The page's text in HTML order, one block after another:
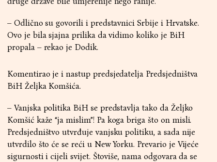
– Odlično su govorili i predstavnici Srbije i Hrvatske.
Ovo je bila sjajna prilika da vidimo koliko je BiH
propala – rekao je Dodik.
Komentirao je i nastup predsjedatelja Predsjedništva
BiH Željka Komšića.
– Vanjska politika BiH se predstavlja tako da Željko
Komšić kaže “ja mislim”! Pa koga briga što on misli.
Predsjedništvo utvrđuje vanjsku politiku, a sada nije
utvrdilo što će se reći u New Yorku. Prevario je Vijeće
sigurnosti i cijeli svijet. Štoviše, nama odgovara da se